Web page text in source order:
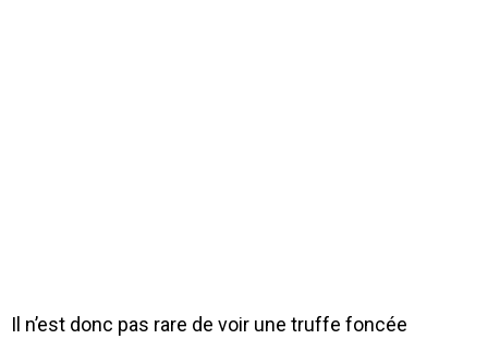
Il n’est donc pas rare de voir une truffe foncée